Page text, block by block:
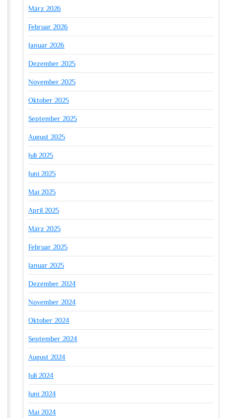
März 2026
Februar 2026
Januar 2026
Dezember 2025
November 2025
Oktober 2025
September 2025
August 2025
Juli 2025
Juni 2025
Mai 2025
April 2025
März 2025
Februar 2025
Januar 2025
Dezember 2024
November 2024
Oktober 2024
September 2024
August 2024
Juli 2024
Juni 2024
Mai 2024